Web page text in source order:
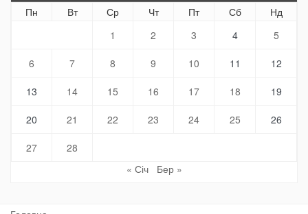
Пн
Вт Ср Чт Пт Сб
Нд
1
2 3 4 5
6 7 8 9 10 11 12
13 14 15 16 17 18 19
20 21 22 23 24 25 26
27
28
« Січ
Бер »